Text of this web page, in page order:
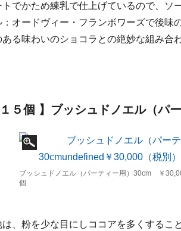
でかため練乳で仕上げているので、ソ
オードヴィー・フランボワーズで後味
る味わいのショコラとの絶妙な組み合
５個 】ブッシュドノエル（パー
ブッシュドノエル（パーティー用）30cm ￥
個
、粉を少な目にしココアを多くするこ